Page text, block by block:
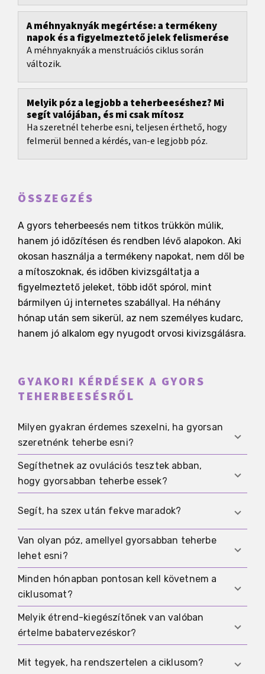
A méhnyaknyák megértése: a termékeny
napok és a figyelmeztető jelek felismerése
A méhnyaknyák a menstruációs ciklus során
változik.
Melyik póz a legjobb a teherbeeséshez? Mi
segít valójában, és mi csak mítosz
Ha szeretnél teherbe esni, teljesen érthető, hogy
felmerül benned a kérdés, van-e legjobb póz.
ÖSSZEGZÉS
A gyors teherbeesés nem titkos trükkön múlik,
hanem jó időzítésen és rendben lévő alapokon. Aki
okosan használja a termékeny napokat, nem dől be
a mítoszoknak, és időben kivizsgáltatja a
figyelmeztető jeleket, több időt spórol, mint
bármilyen új internetes szabállyal. Ha néhány
hónap után sem sikerül, az nem személyes kudarc,
hanem jó alkalom egy nyugodt orvosi kivizsgálásra.
GYAKORI KÉRDÉSEK A GYORS
TEHERBEESÉSRŐL
Milyen gyakran érdemes szexelni, ha gyorsan
szeretnénk teherbe esni?
Pontos követés nélkül sokszor elég a két-
háromnaponta történő szex. Ha jól be tudod
az egy-kétnaponta történő együttlét ésszerű
stratégia.
Segíthetnek az ovulációs tesztek abban,
hogy gyorsabban teherbe essek?
Az ovulációs tesztek segíthetnek jobban eltalálni
ha célzottan szeretnél időzíteni, vagy a ciklusod
nem teljesen kiszámítható.
Segít, ha szex után fekve maradok?
Erre nincs megbízhatóan igazolt előny. Ha neked
nyugodtabbnak tűnik így, rendben van, de
orvosilag nem szükséges.
Van olyan póz, amellyel gyorsabban teherbe
lehet esni?
Nincs. A döntő a hüvelybe történő ejakuláció és a
jó időzítés az ovuláció körül, nem egy adott
testhelyzet.
Minden hónapban pontosan kell követnem a
ciklusomat?
Nem. Sokan jól boldogulnak azzal, ha nagyjából
ismerik a ciklusukat, és két-háromnaponta
Melyik étrend-kiegészítőnek van valóban
értelme babatervezéskor?
A folsav az egyértelmű alap. Minden más a
Mit tegyek, ha rendszertelen a ciklusom?